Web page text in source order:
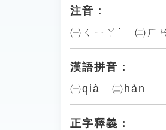
注音：
㈠ㄑㄧㄚˋ ㈡ㄏ
漢語拼音：
㈠qià ㈡hàn
正字釋義：